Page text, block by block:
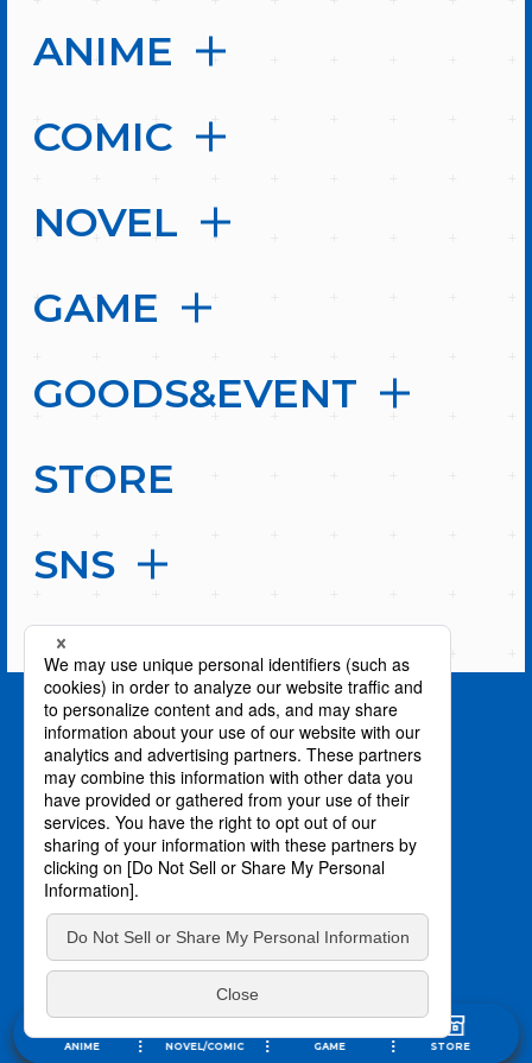
ANIME
COMIC
NOVEL
GAME
GOODS&EVENT
STORE
SNS
PAGE TOP
©柴・伏瀬・講談社／転スラ日記製作委員会
ANIME NOVEL/COMIC GAME STORE